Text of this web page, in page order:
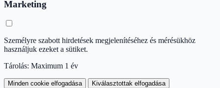
Marketing
Személyre szabott hirdetések megjelenítéséhez és mérésükhöz
használjuk ezeket a sütiket.
Tárolás: Maximum 1 év
Minden cookie elfogadása
Kiválasztottak elfogadása